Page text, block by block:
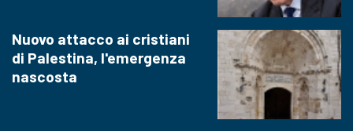
Nuovo attacco ai cristiani
di Palestina, l'emergenza
nascosta